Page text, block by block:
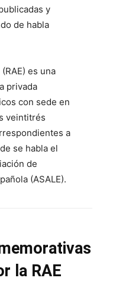
y
de habla
es una
privada
con sede en
veintitrés
a
se habla el
de
(ASALE).
la RAE